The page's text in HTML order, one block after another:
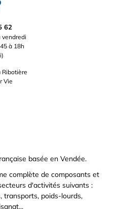
62
vendredi
à 18h
Ribotière
Vie
basée en Vendée.
complète de composants et
d'activités suivants :
transports, poids-lourds,